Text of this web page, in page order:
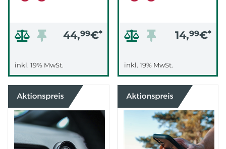
44,99€*
inkl. 19% MwSt.
14,99€*
inkl. 19% MwSt.